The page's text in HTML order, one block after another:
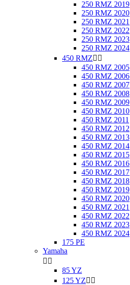
250 RMZ 2019
250 RMZ 2020
250 RMZ 2021
250 RMZ 2022
250 RMZ 2023
250 RMZ 2024
450 RMZ 
450 RMZ 2005
450 RMZ 2006
450 RMZ 2007
450 RMZ 2008
450 RMZ 2009
450 RMZ 2010
450 RMZ 2011
450 RMZ 2012
450 RMZ 2013
450 RMZ 2014
450 RMZ 2015
450 RMZ 2016
450 RMZ 2017
450 RMZ 2018
450 RMZ 2019
450 RMZ 2020
450 RMZ 2021
450 RMZ 2022
450 RMZ 2023
450 RMZ 2024
175 PE
Yamaha
 
85 YZ
125 YZ 